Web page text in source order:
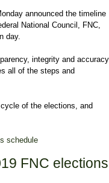
announced the timeline
National Council, FNC,
day.
integrity and accuracy
all of the steps and
of the elections, and
schedule
FNC elections